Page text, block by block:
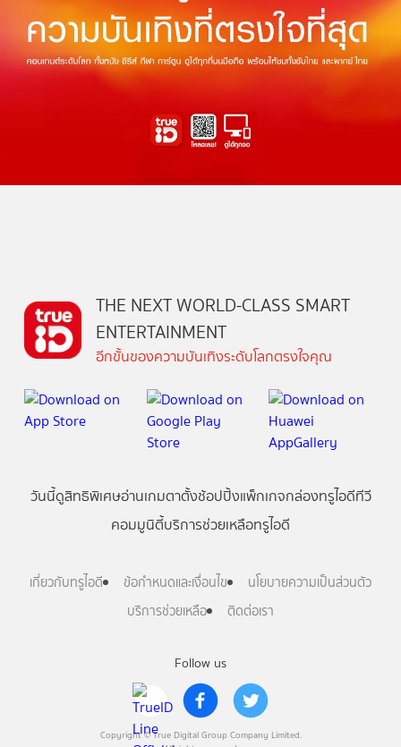
Follow us
Copyright © True Digital Group Company Limited.
THE NEXT WORLD-CLASS SMART
ENTERTAINMENT
อีกขั้นของความบันเทิงระดับโลกตรงใจคุณ
วันนี้ดูสิทธิพิเศษอ่านเกมตาตั้งช้อปปิ้งแพ็กเกจกล่องทรูไอดีทีวี
คอมมูนิตี้บริการช่วยเหลือทรูไอดี
เกี่ยวกับทรูไอดี ข้อกำหนดและเงื่อนไข
นโยบายความเป็นส่วนตัว
บริการช่วยเหลือ
ติดต่อเรา